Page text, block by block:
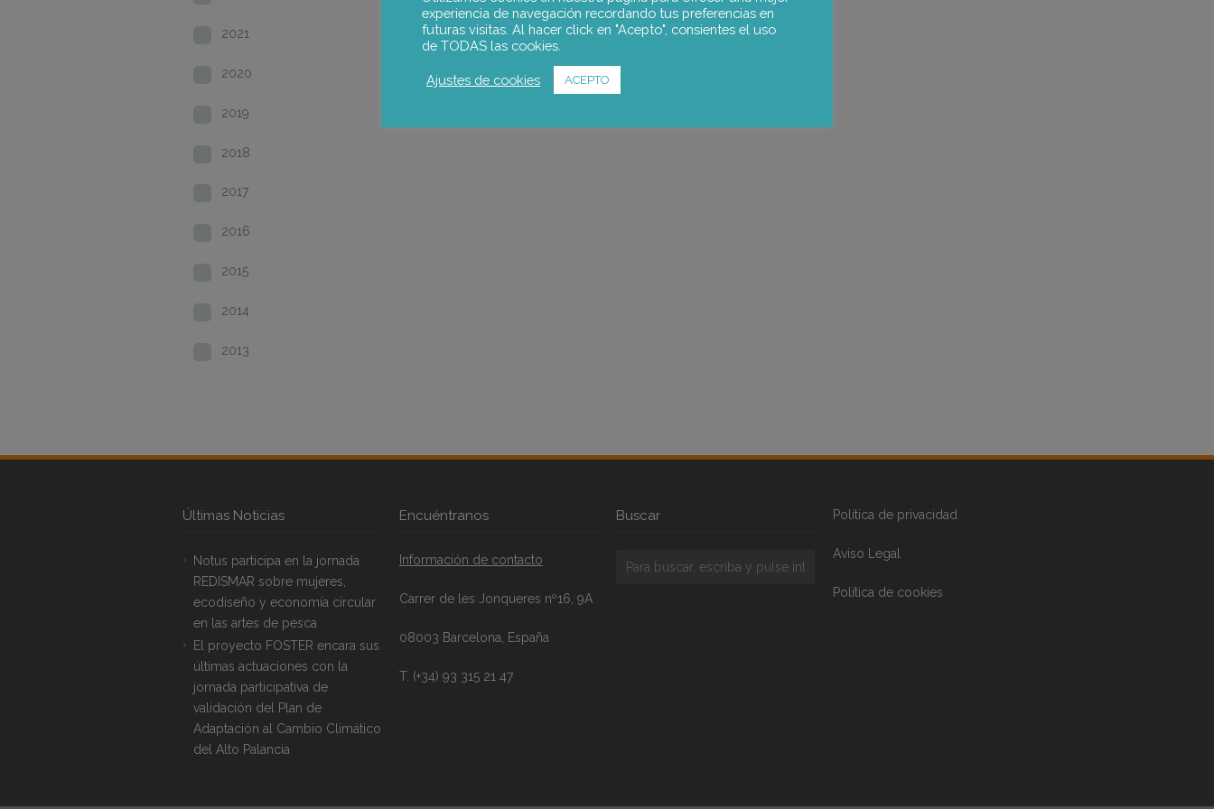
2021
2020
2019
2018
2017
2016
2015
2014
2013
Últimas Noticias
Notus participa en la jornada
REDISMAR sobre mujeres,
ecodiseño y economía circular
en las artes de pesca
El proyecto FOSTER encara sus
últimas actuaciones con la
jornada participativa de
validación del Plan de
Adaptación al Cambio Climático
del Alto Palancia
Encuéntranos
Información de contacto
Carrer de les Jonqueres nº16, 9A
08003 Barcelona, España
T. (+34) 93 315 21 47
Buscar Política de privacidad
Aviso Legal
Política de cookies
experiencia de navegación recordando tus preferencias en
futuras visitas. Al hacer click en "Acepto", consientes el uso
de TODAS las cookies.
Ajustes de cookies ACEPTO